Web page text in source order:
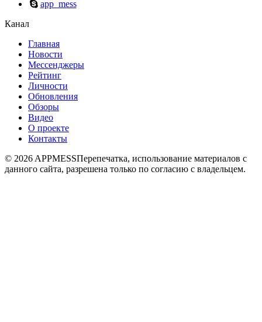
app_mess
Канал
Главная
Новости
Мессенджеры
Рейтинг
Личности
Обновления
Обзоры
Видео
О проекте
Контакты
© 2026 APPMESSПерепечатка, использование материалов с
данного сайта, разрешена только по согласию с владельцем.